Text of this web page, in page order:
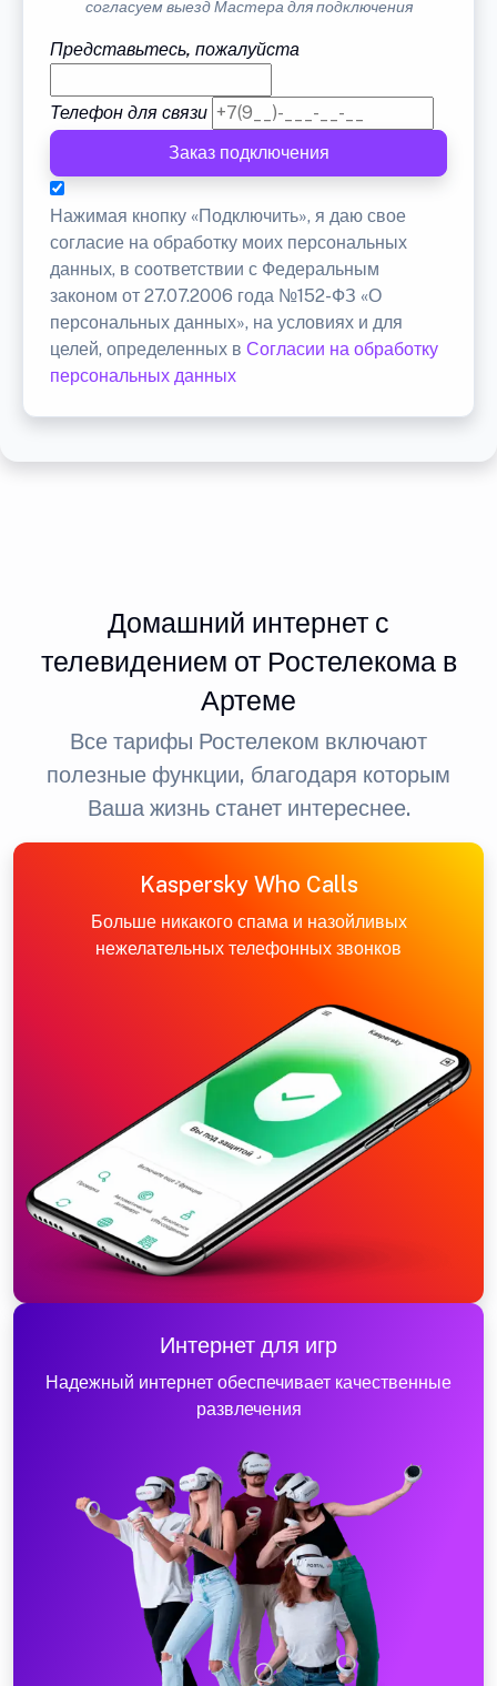
согласуем выезд Мастера для подключения
Представьтесь, пожалуйста
Телефон для связи
Заказ подключения
Нажимая кнопку «Подключить», я даю свое
согласие на обработку моих персональных
данных, в соответствии с Федеральным
законом от 27.07.2006 года №152-ФЗ «О
персональных данных», на условиях и для
целей, определенных в Согласии на обработку
персональных данных
Домашний интернет с
телевидением от Ростелекома в
Артеме
Все тарифы Ростелеком включают
полезные функции, благодаря которым
Ваша жизнь станет интереснее.
Kaspersky Who Calls
Больше никакого спама и назойливых
нежелательных телефонных звонков
Интернет для игр
Надежный интернет обеспечивает качественные
развлечения